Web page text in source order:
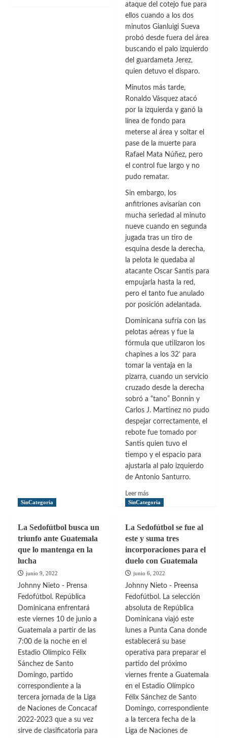
ataque del cotejo fue para
ellos cuando a los dos
minutos Gianluigi Sueva
probó desde fuera del área
buscando el palo izquierdo
del guardameta Jerez,
quien detuvo el disparo.
Minutos más tarde,
Ronaldo Vásquez atacó
por la izquierda y ganó la
línea de fondo para
meterse al área y soltar el
pase de la muerte para
Rafael Mata Núñez, pero
el control fue largo y no
pudo rematar.
Sin embargo, los
anfitriones avisarían con
mucha seriedad al minuto
nueve cuando en segunda
jugada tras un tiro de
esquina desde la derecha,
la pelota le quedaba al
atacante Oscar Santis para
empujarla hasta la red,
pero el tanto fue anulado
por posición adelantada.
Dominicana sufría con las
pelotas aéreas y fue la
fórmula que utilizaron los
chapines a los 32’ para
tomar la ventaja en la
pizarra, cuando un servicio
cruzado desde la derecha
sobró a “tano” Bonnín y
Carlos J. Martínez no pudo
despejar correctamente, el
rebote fue tomado por
Santis quien tuvo el
tiempo y el espacio para
ajustarla al palo izquierdo
de Antonio Santurro.
Leer másLeer
más
Sedofútbol
cayó
ante
Guatemala
SinCategoria
La Sedofútbol busca un
triunfo ante Guatemala
que lo mantenga en la
lucha
junio 9, 2022
Johnny Nieto - Prensa
Fedofútbol. República
Dominicana enfrentará
este viernes 10 de junio a
Guatemala a partir de las
7:00 de la noche en el
Estadio Olímpico Félix
Sánchez de Santo
Domingo, partido
correspondiente a la
tercera jornada de la Liga
de Naciones de Concacaf
2022-2023 que a su vez
sirve de clasificatoria para
SinCategoria
La Sedofútbol se fue al
este y suma tres
incorporaciones para el
duelo con Guatemala
junio 6, 2022
Johnny Nieto - Preensa
Fedofútbol. La selección
absoluta de República
Dominicana viajó este
lunes a Punta Cana donde
establecerá su base
operativa para preparar el
partido del próximo
viernes frente a Guatemala
en el Estadio Olímpico
Félix Sánchez de Santo
Domingo, correspondiente
a la tercera fecha de la
Liga de Naciones de